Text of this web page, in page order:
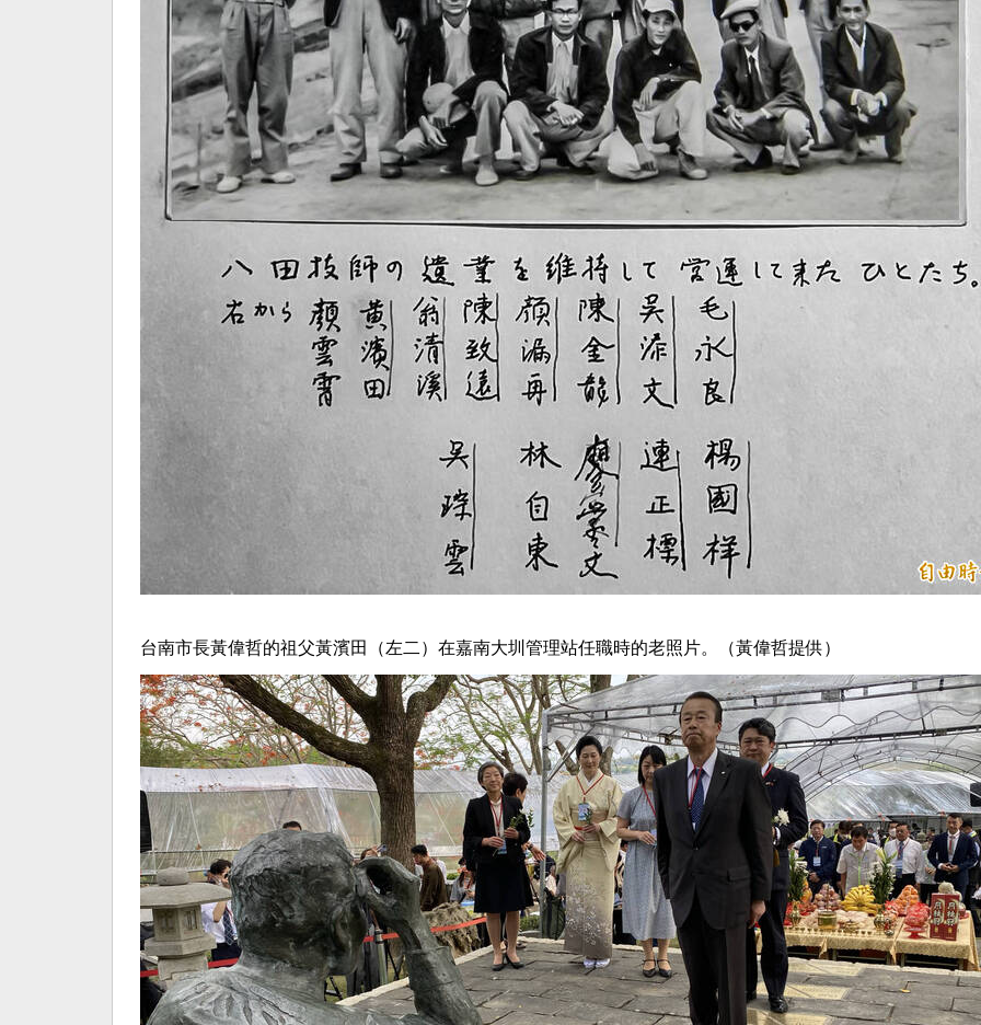
台南市長黃偉哲的祖父黃濱田（左二）在嘉南大圳管理站任職時的老照片。（黃偉哲提供）